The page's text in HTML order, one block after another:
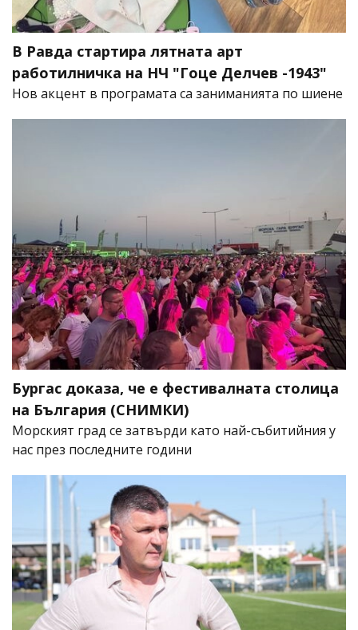
В Равда стартира лятната арт
работилничка на НЧ "Гоце Делчев -1943"
Нов акцент в програмата са заниманията по шиене
Бургас доказа, че е фестивалната столица
на България (СНИМКИ)
Морският град се затвърди като най-събитийния у
нас през последните години